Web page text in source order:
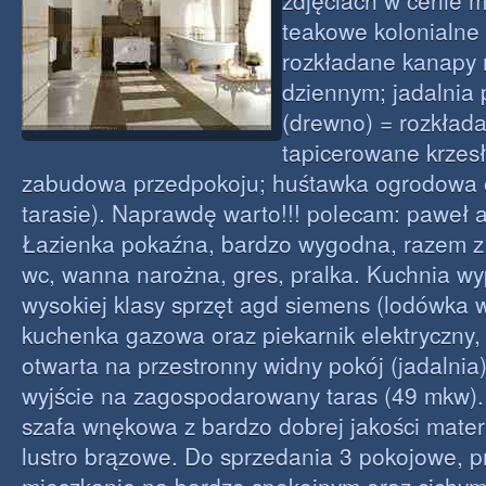
teakowe
rozkładane
dziennym; jadalnia
(drewno) =
tapicerowane
zabudowa przedpokoju; huśtawka
tarasie). Naprawdę warto!!! polecam: paweł
Łazienka pokaźna, bardzo wygodna, razem
wc, wanna narożna, gres, pralka. Kuchnia
wysokiej klasy sprzęt agd siemens (lodówka
kuchenka gazowa oraz piekarnik
otwarta na przestronny widny pokój
wyjście na zagospodarowany taras (49
szafa wnękowa z bardzo dobrej jakości
lustro brązowe. Do sprzedania 3 pokojowe,